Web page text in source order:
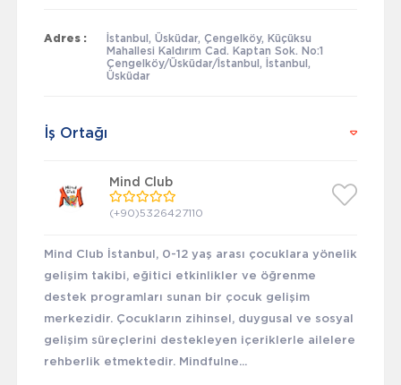
Adres :
İstanbul, Üsküdar, Çengelköy, Küçüksu
Mahallesi Kaldırım Cad. Kaptan Sok. No:1
Çengelköy/Üsküdar/İstanbul, İstanbul,
Üsküdar
İş Ortağı
Mind Club
(+90)5326427110
Mind Club İstanbul, 0-12 yaş arası çocuklara yönelik
gelişim takibi, eğitici etkinlikler ve öğrenme
destek programları sunan bir çocuk gelişim
merkezidir. Çocukların zihinsel, duygusal ve sosyal
gelişim süreçlerini destekleyen içeriklerle ailelere
rehberlik etmektedir. Mindfulne...